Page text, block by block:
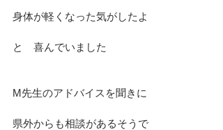
身体が軽くなった気がしたよ
と　喜んでいました
M先生のアドバイスを聞きに
県外からも相談があるそうで